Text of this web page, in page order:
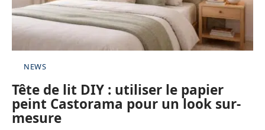
NEWS
Tête de lit DIY : utiliser le papier
peint Castorama pour un look sur-
mesure